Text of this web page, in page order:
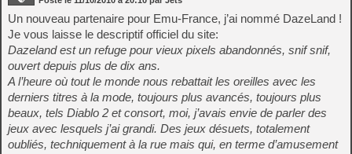
Un nouveau partenaire pour Emu-France, j’ai nommé DazeLand !
Je vous laisse le descriptif officiel du site:
Dazeland est un refuge pour vieux pixels abandonnés, snif snif,
ouvert depuis plus de dix ans.
A l’heure où tout le monde nous rebattait les oreilles avec les
derniers titres à la mode, toujours plus avancés, toujours plus
beaux, tels Diablo 2 et consort, moi, j’avais envie de parler des
jeux avec lesquels j’ai grandi. Des jeux désuets, totalement
oubliés, techniquement à la rue mais qui, en terme d’amusement